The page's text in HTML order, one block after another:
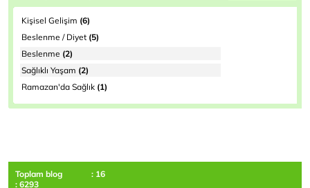
Kişisel Gelişim (6)
Beslenme / Diyet (5)
Beslenme (2)
Sağlıklı Yaşam (2)
Ramazan'da Sağlık (1)
Toplam blog
: 16
: 6293